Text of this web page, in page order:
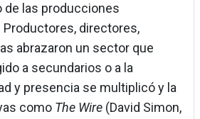
de las producciones
directores,
abrazaron un sector que
a secundarios o a la
y presencia se multiplicó y la
como The Wire (David Simon,